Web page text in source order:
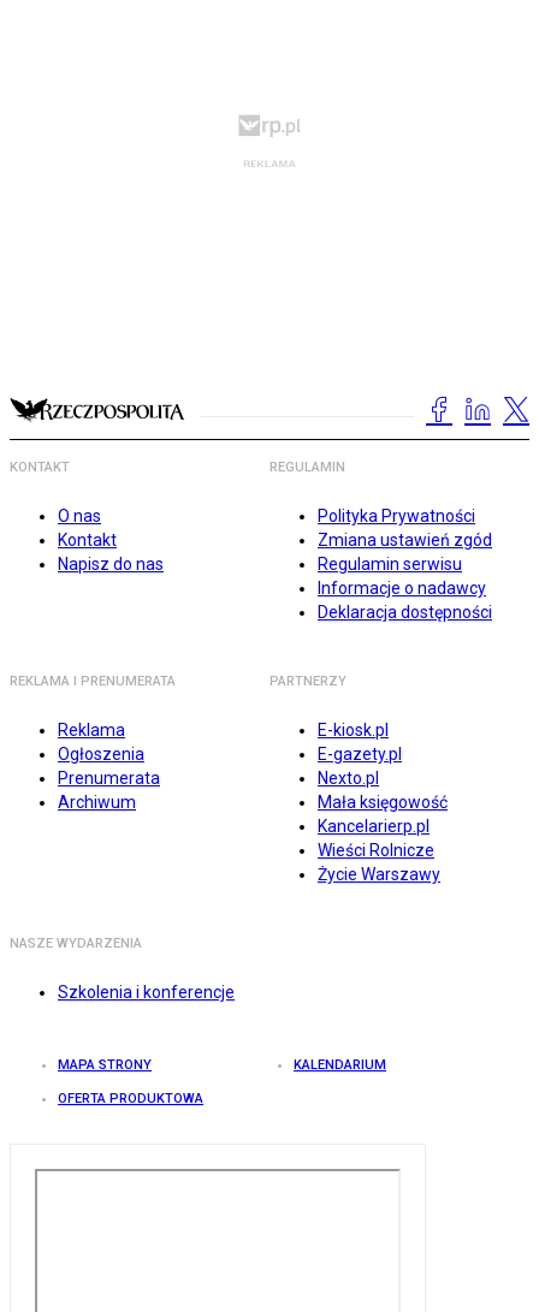
KONTAKT
O nas
Kontakt
Napisz do nas
REGULAMIN
Polityka Prywatności
Zmiana ustawień zgód
Regulamin serwisu
Informacje o nadawcy
Deklaracja dostępności
REKLAMA I PRENUMERATA
Reklama
Ogłoszenia
Prenumerata
Archiwum
PARTNERZY
E-kiosk.pl
E-gazety.pl
Nexto.pl
Mała księgowość
Kancelarierp.pl
Wieści Rolnicze
Życie Warszawy
NASZE WYDARZENIA
Szkolenia i konferencje
MAPA STRONY KALENDARIUM
OFERTA PRODUKTOWA